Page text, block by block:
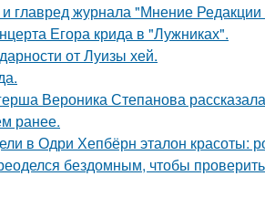
главред журнала "Мнение
Егора крида в "Лужниках".
от Луизы хей.
Вероника Степанова
ранее.
в Одри Хепбёрн эталон красоты:
бездомным, чтобы